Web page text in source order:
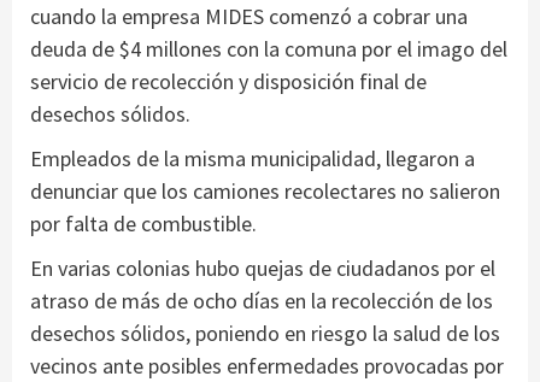
cuando la empresa MIDES comenzó a cobrar una
deuda de $4 millones con la comuna por el imago del
servicio de recolección y disposición final de
desechos sólidos.
Empleados de la misma municipalidad, llegaron a
denunciar que los camiones recolectares no salieron
por falta de combustible.
En varias colonias hubo quejas de ciudadanos por el
atraso de más de ocho días en la recolección de los
desechos sólidos, poniendo en riesgo la salud de los
vecinos ante posibles enfermedades provocadas por